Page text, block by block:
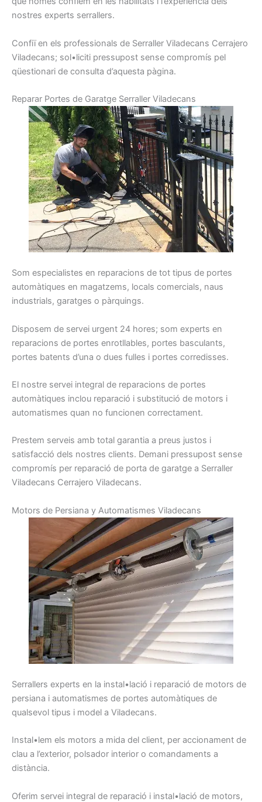
nostres experts serrallers.
Confiï en els professionals de Serraller Viladecans Cerrajero
Viladecans; sol•liciti pressupost sense compromís pel
qüestionari de consulta d’aquesta pàgina.
Reparar Portes de Garatge Serraller Viladecans
Som especialistes en reparacions de tot tipus de portes
automàtiques en magatzems, locals comercials, naus
industrials, garatges o pàrquings.
Disposem de servei urgent 24 hores; som experts en
reparacions de portes enrotllables, portes basculants,
portes batents d’una o dues fulles i portes corredisses.
El nostre servei integral de reparacions de portes
automàtiques inclou reparació i substitució de motors i
automatismes quan no funcionen correctament.
Prestem serveis amb total garantia a preus justos i
satisfacció dels nostres clients. Demani pressupost sense
compromís per reparació de porta de garatge a Serraller
Viladecans Cerrajero Viladecans.
Motors de Persiana y Automatismes Viladecans
Serrallers experts en la instal•lació i reparació de motors de
persiana i automatismes de portes automàtiques de
qualsevol tipus i model a Viladecans.
Instal•lem els motors a mida del client, per accionament de
clau a l’exterior, polsador interior o comandaments a
distància.
Oferim servei integral de reparació i instal•lació de motors,